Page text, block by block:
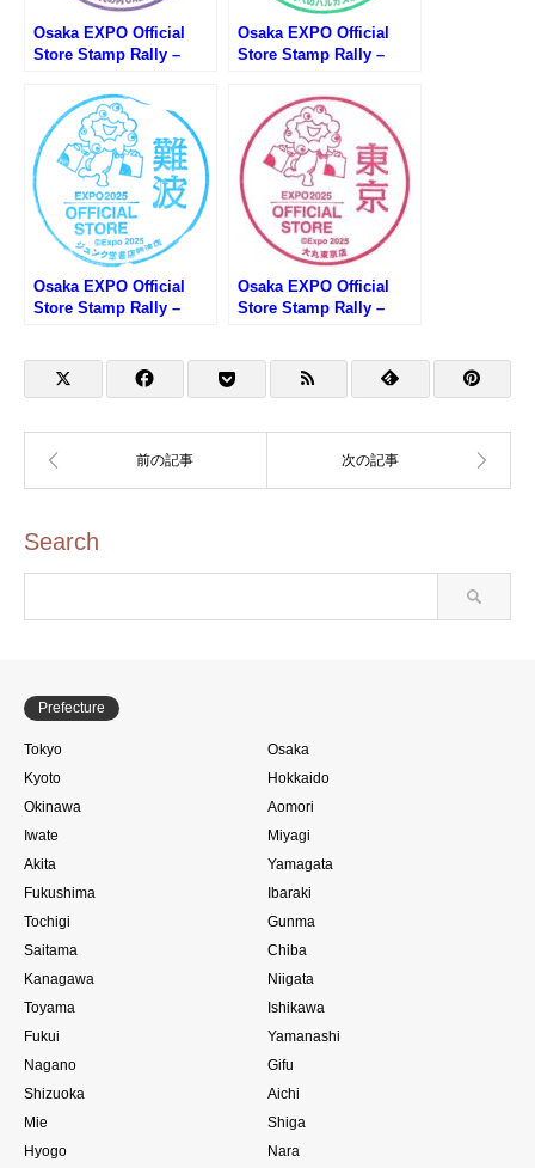
Osaka EXPO Official
Store Stamp Rally –
OAZO Store (大阪万博オ
フィシャルストアスタン
プラリー・丸善丸の内オ
アゾ店)
Osaka EXPO Official
Store Stamp Rally –
(大阪万博オフィシャルス
トアスタンプラリー・あ
べのハルカス店)
Osaka EXPO Official
Store Stamp Rally –
トアスタンプラリー・ジ
ュンク堂難波店)
Osaka EXPO Official
Store Stamp Rally –
トアスタンプラリー・大
丸東京店)
Search
Prefecture
Tokyo
Osaka
Kyoto
Hokkaido
Okinawa
Aomori
Iwate
Miyagi
Akita
Yamagata
Fukushima
Ibaraki
Tochigi
Gunma
Saitama
Chiba
Kanagawa
Niigata
Toyama
Ishikawa
Fukui
Yamanashi
Nagano
Gifu
Shizuoka
Aichi
Mie
Shiga
Hyogo
Nara